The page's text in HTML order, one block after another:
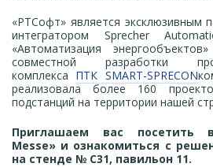
«РТСофт» является эксклюзивным
интегратором Sprecher
«Автоматизация
совместной разработки
комплекса ПТК SMART-SPRECON
реализовала более 160
подстанций на территории нашей
Приглашаем вас посетить
Messe» и ознакомиться с
на стенде № С31, павильон 11.